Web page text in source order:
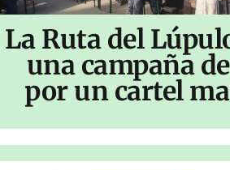
La Ruta del
una campaña
por un cartel